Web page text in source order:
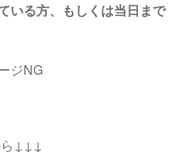
いる方、もしくは当日まで
ジNG
ら↓↓↓